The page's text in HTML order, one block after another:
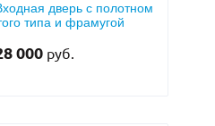
дверь с полотном
типа и фрамугой
000 руб.